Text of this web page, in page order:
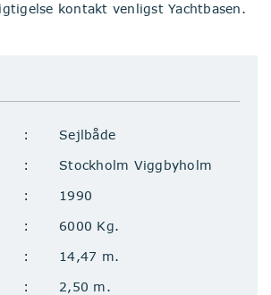
kontakt venligst Yachtbasen.
Sejlbåde
Stockholm Viggbyholm
1990
6000 Kg.
14,47 m.
2,50 m.